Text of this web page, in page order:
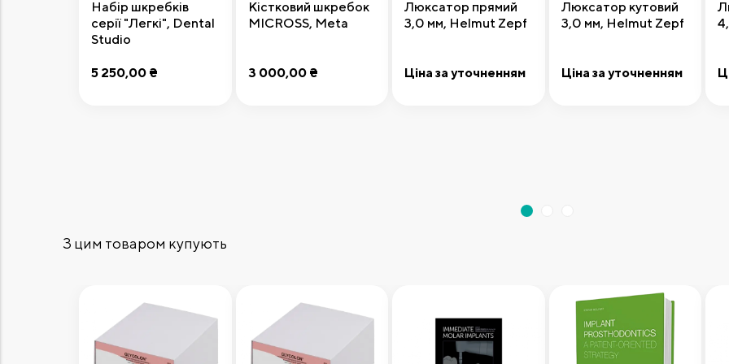
Набір шкребків
серії "Легкі", Dental
Studio
5 250,00 ₴
Додати до кошика
Кістковий шкребок
MICROSS, Meta
3 000,00 ₴
Додати до кошика
Люксатор прямий
3,0 мм, Helmut Zepf
Ціна за уточненням
Передзамовлення
Люксатор кутовий
3,0 мм, Helmut Zepf
Ціна за уточненням
Передзамовлення
З цим товаром купують